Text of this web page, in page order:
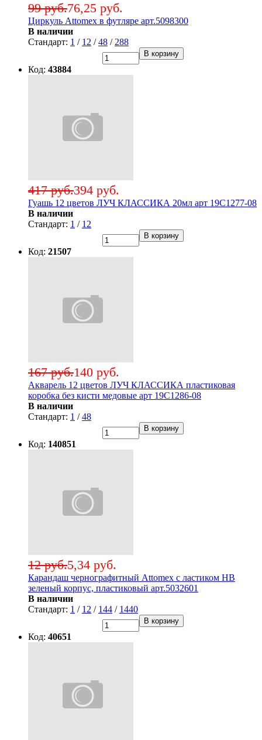
76,25 руб.
99 руб.
Циркуль Attomex в футляре арт.5098300
В наличии
Стандарт: 1 / 12 /48 / 288
В корзину
Код: 43884
394 руб.
417 руб.
Гуашь 12 цветов ЛУЧ КЛАССИКА 20мл арт 19С1277-08
В наличии
Стандарт: 1 / 12
В корзину
Код: 21507
140 руб.
167 руб.
Акварель 12 цветов ЛУЧ КЛАССИКА пластиковая
коробка без кисти медовые арт 19С1286-08
В наличии
Стандарт: 1 /48
В корзину
Код: 140851
5,34 руб.
12 руб.
Карандаш чернографитный Attomex с ластиком НВ
зеленый корпус, пластиковый арт.5032601
В наличии
Стандарт: 1 / 12 / 144 / 1440
В корзину
Код: 40651